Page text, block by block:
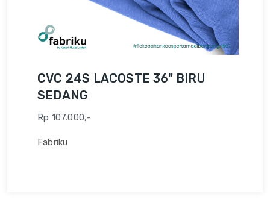
CVC 24S LACOSTE 36" BIRU
SEDANG
Rp 107.000,-
Fabriku